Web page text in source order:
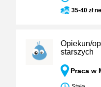
35-40 zł
Opiekun/
starszych
Praca w